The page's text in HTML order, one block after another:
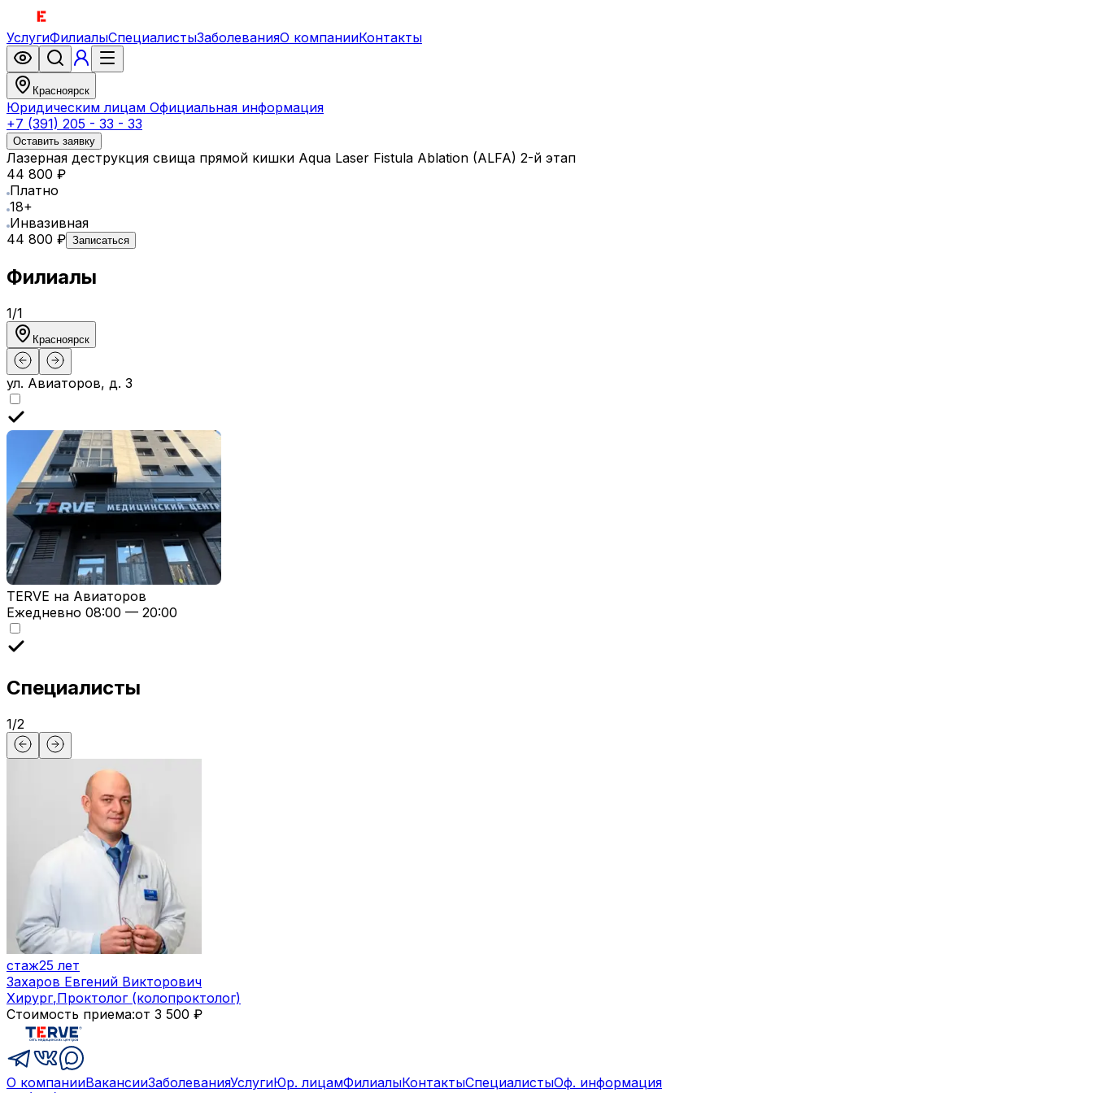
УслугиФилиалыСпециалистыЗаболеванияО компанииКонтакты
Красноярск
Юридическим лицам Официальная информация
+7 (391) 205 - 33 - 33
Оставить заявку
Лазерная деструкция свища прямой кишки Aqua Laser Fistula Ablation (ALFA) 2-й этап
44 800 ₽
Платно
18+
Инвазивная
44 800 ₽ Записаться
Филиалы
1/1
Красноярск
ул. Авиаторов, д. 3
TERVE на Авиаторов
Ежедневно 08:00 — 20:00
Специалисты
1/2
стаж25 лет
Захаров Евгений Викторович
Хирург,Проктолог (колопроктолог)
Стоимость приема:от 3 500 ₽
О компанииВакансииЗаболеванияУслугиЮр. лицамФилиалыКонтактыСпециалистыОф. информация